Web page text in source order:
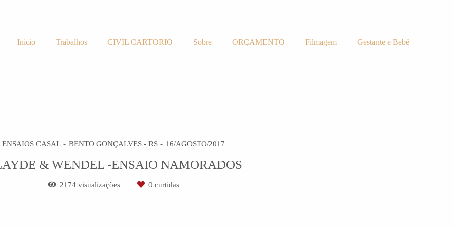
Inicio Trabalhos CIVIL CARTORIO Sobre ORÇAMENTO Filmagem Gestante e Bebê
ENSAIOS CASAL BENTO GONÇALVES - RS 16/AGOSTO/2017
& WENDEL -ENSAIO NAMORADOS
2174 visualizações 0 curtidas